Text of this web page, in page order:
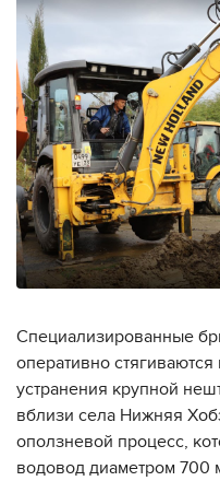
Специализированные
оперативно
устранения крупной
вблизи села Нижняя
оползневой процесс,
водовод диаметром 700